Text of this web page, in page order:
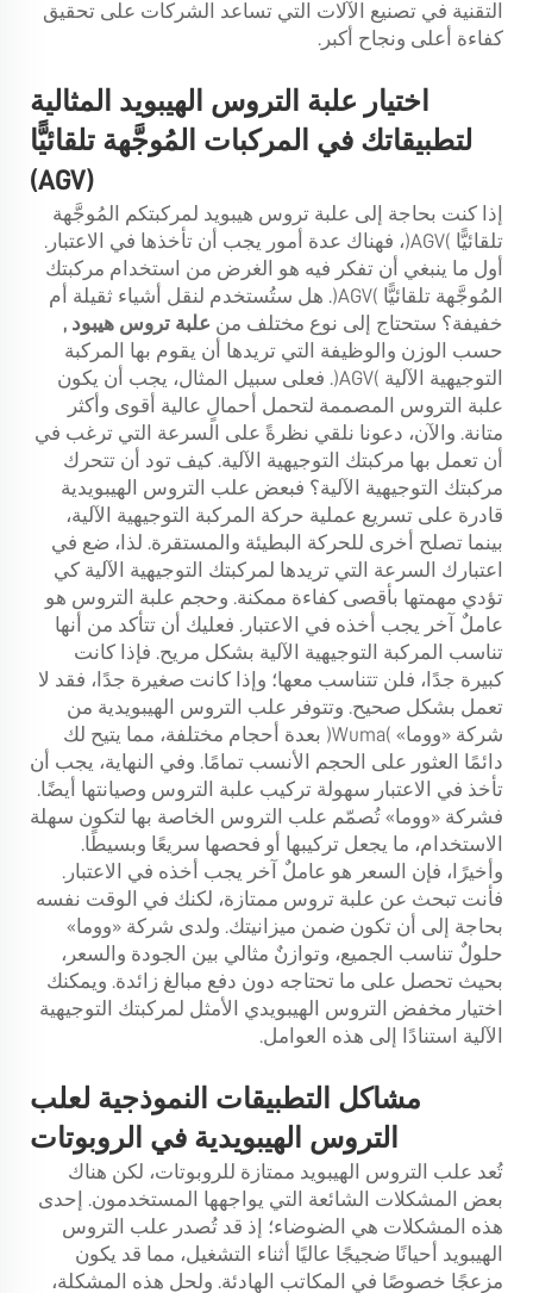
التقنية في تصنيع الآلات التي تساعد الشركات على تحقيق
كفاءة أعلى ونجاح أكبر.
اختيار علبة التروس الهيبويد المثالية
لتطبيقاتك في المركبات المُوجَّهة تلقائيًّا
(AGV)
إذا كنت بحاجة إلى علبة تروس هيبويد لمركبتكم المُوجَّهة
تلقائيًّا (AGV)، فهناك عدة أمور يجب أن تأخذها في الاعتبار.
أول ما ينبغي أن تفكر فيه هو الغرض من استخدام مركبتك
المُوجَّهة تلقائيًّا (AGV). هل ستُستخدم لنقل أشياء ثقيلة أم
خفيفة؟ ستحتاج إلى نوع مختلف من علبة تروس هيبود ,
حسب الوزن والوظيفة التي تريدها أن يقوم بها المركبة
التوجيهية الآلية (AGV). فعلى سبيل المثال، يجب أن يكون
علبة التروس المصممة لتحمل أحمالٍ عالية أقوى وأكثر
متانة. والآن، دعونا نلقي نظرةً على السرعة التي ترغب في
أن تعمل بها مركبتك التوجيهية الآلية. كيف تود أن تتحرك
مركبتك التوجيهية الآلية؟ فبعض علب التروس الهيبويدية
قادرة على تسريع عملية حركة المركبة التوجيهية الآلية،
بينما تصلح أخرى للحركة البطيئة والمستقرة. لذا، ضع في
اعتبارك السرعة التي تريدها لمركبتك التوجيهية الآلية كي
تؤدي مهمتها بأقصى كفاءة ممكنة. وحجم علبة التروس هو
عاملٌ آخر يجب أخذه في الاعتبار. فعليك أن تتأكد من أنها
تناسب المركبة التوجيهية الآلية بشكل مريح. فإذا كانت
كبيرة جدًا، فلن تتناسب معها؛ وإذا كانت صغيرة جدًا، فقد لا
تعمل بشكل صحيح. وتتوفر علب التروس الهيبويدية من
شركة «ووما» (Wuma) بعدة أحجام مختلفة، مما يتيح لك
دائمًا العثور على الحجم الأنسب تمامًا. وفي النهاية، يجب أن
تأخذ في الاعتبار سهولة تركيب علبة التروس وصيانتها أيضًا.
فشركة «ووما» تُصمّم علب التروس الخاصة بها لتكون سهلة
الاستخدام، ما يجعل تركيبها أو فحصها سريعًا وبسيطًا.
وأخيرًا، فإن السعر هو عاملٌ آخر يجب أخذه في الاعتبار.
فأنت تبحث عن علبة تروس ممتازة، لكنك في الوقت نفسه
بحاجة إلى أن تكون ضمن ميزانيتك. ولدى شركة «ووما»
حلولٌ تناسب الجميع، وتوازنٌ مثالي بين الجودة والسعر،
بحيث تحصل على ما تحتاجه دون دفع مبالغ زائدة. ويمكنك
اختيار مخفض التروس الهيبويدي الأمثل لمركبتك التوجيهية
الآلية استنادًا إلى هذه العوامل.
مشاكل التطبيقات النموذجية لعلب
التروس الهيبويدية في الروبوتات
تُعد علب التروس الهيبويد ممتازة للروبوتات، لكن هناك
بعض المشكلات الشائعة التي يواجهها المستخدمون. إحدى
هذه المشكلات هي الضوضاء؛ إذ قد تُصدر علب التروس
الهيبويد أحيانًا ضجيجًا عاليًا أثناء التشغيل، مما قد يكون
مزعجًا خصوصًا في المكاتب الهادئة. ولحل هذه المشكلة،